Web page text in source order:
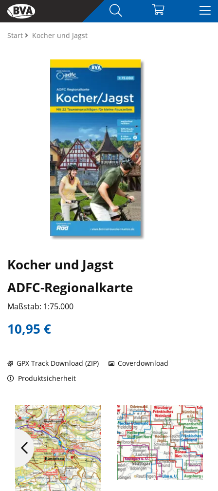
Start Kocher und Jagst
Kocher und Jagst
ADFC-Regionalkarte
Maßstab: 1:75.000
10,95 €
GPX Track Download (ZIP)
Coverdownload
Produktsicherheit